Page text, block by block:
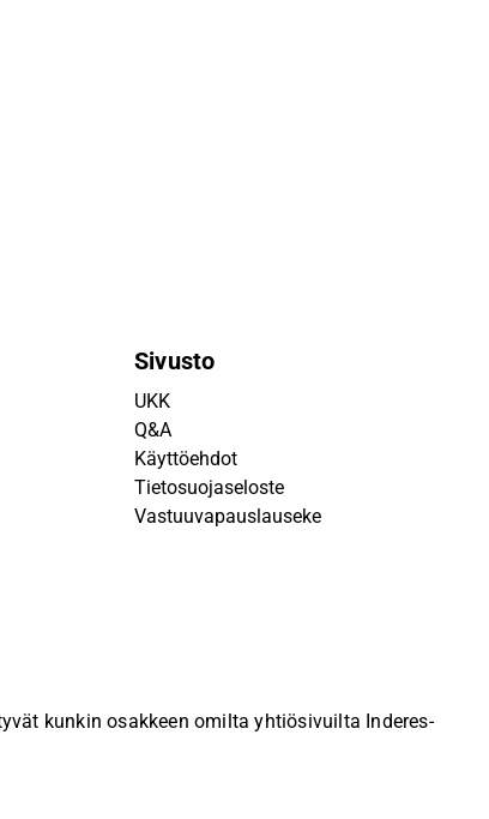
Sivusto
UKK
Q&A
Käyttöehdot
Tietosuojaseloste
Vastuuvapauslauseke
kunkin osakkeen omilta yhtiösivuilta Inderes-